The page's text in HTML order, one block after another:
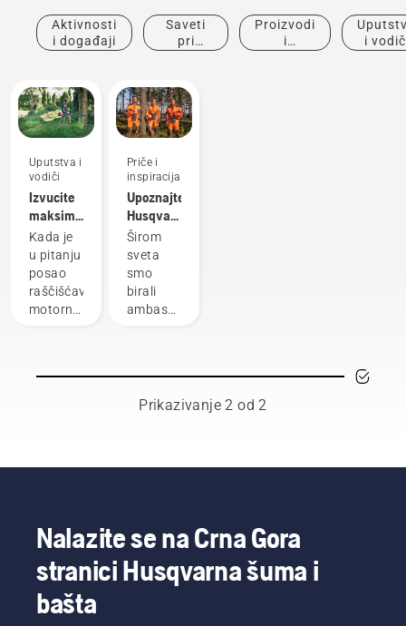
Aktivnosti
i događaji
Saveti
pri
Proizvodi
i
i
Uputstva i
vodiči
Izvucite
maksimum
iz svoje
motorne
kose
Kada je
u pitanju
posao
raščišćavanja,
motorna
alat. U
ćete listu
savjeta
za
bezbjedan
efikasan
Priče i
inspiracija
Upoznajte
Husqvarna
H-tim –
naše
najzahtevnije
korisnike
Širom
sveta
smo
birali
ambasadore
najpoštovanijih
radnika
naš H-
tim. I oni
su naši
Prikazivanje 2 od 2
Nalazite se na Crna Gora
stranici Husqvarna šuma i
bašta